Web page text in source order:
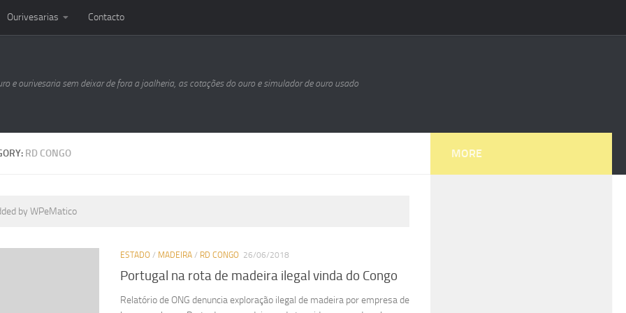
Ourivesarias Contacto
e ourivesaria sem deixar de fora a joalheria, as cotações do ouro e simulador de ouro usado
RD CONGO
by WPeMatico
ESTADO / MADEIRA / RD CONGO 26/06/2018
Portugal na rota de madeira ilegal vinda do Congo
Relatório de ONG denuncia exploração ilegal de madeira por empresa de
MORE